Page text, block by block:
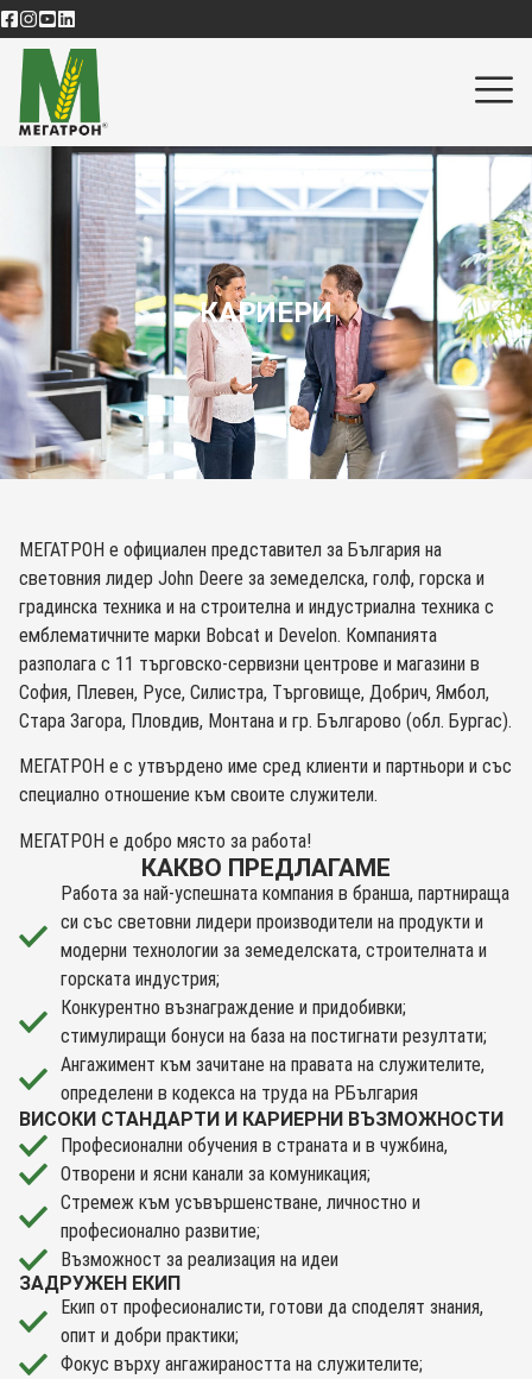
КАРИЕРИ
МЕГАТРОН е официален представител за България на
световния лидер John Deere за земеделска, голф, горска и
градинска техника и на строителна и индустриална техника с
емблематичните марки Bobcat и Develon. Компанията
разполага с 11 търговско-сервизни центрове и магазини в
София, Плевен, Русе, Силистра, Търговище, Добрич, Ямбол,
Стара Загора, Пловдив, Монтана и гр. Българово (обл. Бургас).
МЕГАТРОН е с утвърдено име сред клиенти и партньори и със
специално отношение към своите служители.
МЕГАТРОН е добро място за работа!
КАКВО ПРЕДЛАГАМЕ
Работа за най-успешната компания в бранша, партнираща
си със световни лидери производители на продукти и
модерни технологии за земеделската, строителната и
горската индустрия;
Конкурентно възнаграждение и придобивки;
стимулиращи бонуси на база на постигнати резултати;
Ангажимент към зачитане на правата на служителите,
определени в кодекса на труда на РБългария
ВИСОКИ СТАНДАРТИ И КАРИЕРНИ ВЪЗМОЖНОСТИ
Професионални обучения в страната и в чужбина,
Отворени и ясни канали за комуникация;
Стремеж към усъвършенстване, личностно и
професионално развитие;
Възможност за реализация на идеи
ЗАДРУЖЕН ЕКИП
Екип от професионалисти, готови да споделят знания,
опит и добри практики;
Фокус върху ангажираността на служителите;